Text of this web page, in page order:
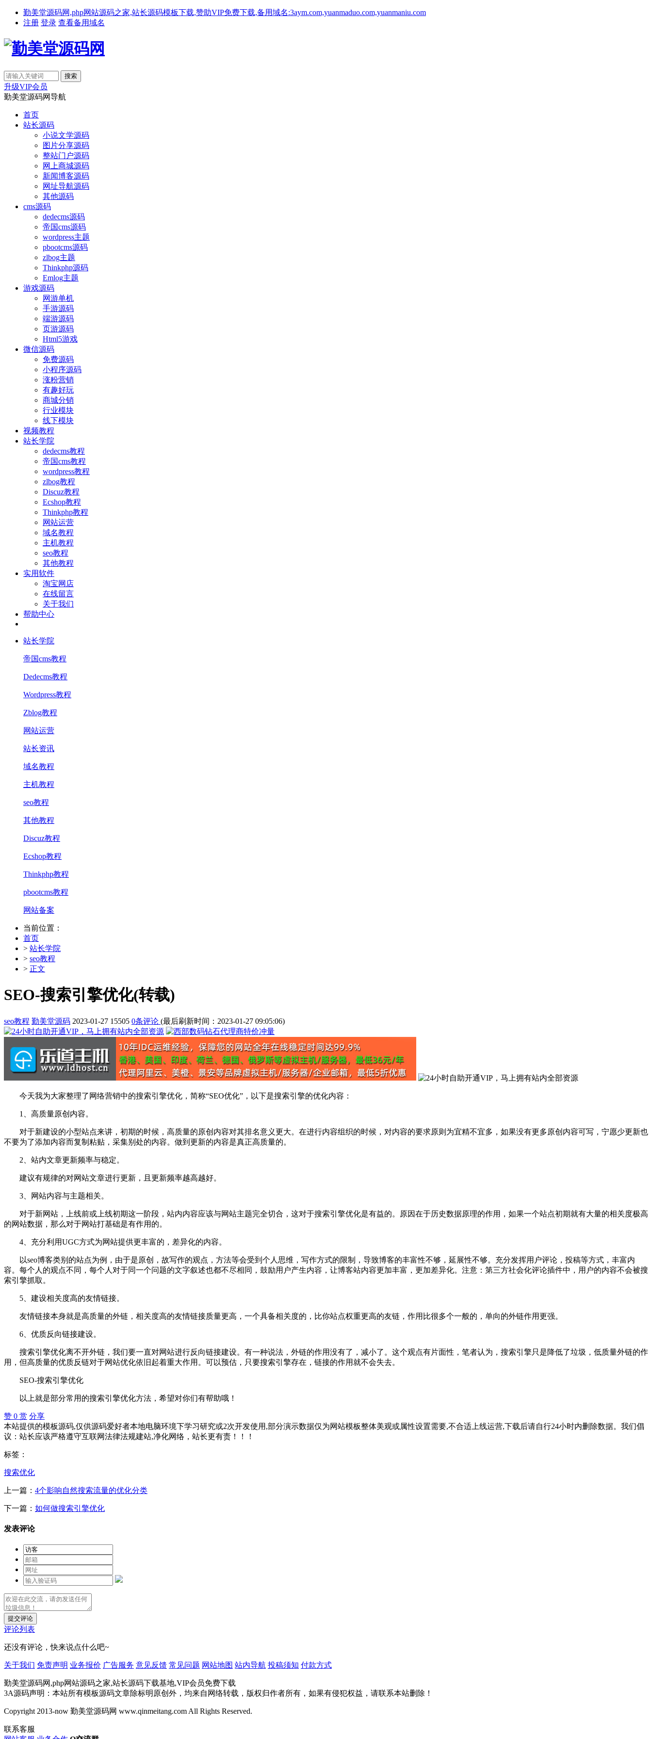
勤美堂源码网,php网站源码之家,站长源码模板下载,赞助VIP免费下载,备用域名:3aym.com,yuanmaduo.com,yuanmaniu.com
注册 登录 查看备用域名
升级VIP会员
勤美堂源码网导航
首页
站长源码
小说文学源码
图片分享源码
整站门户源码
网上商城源码
新闻博客源码
网址导航源码
其他源码
cms源码
dedecms源码
帝国cms源码
wordpress主题
pbootcms源码
zlbog主题
Thinkphp源码
Emlog主题
游戏源码
网游单机
手游源码
端游源码
页游源码
Html5游戏
微信源码
免费源码
小程序源码
涨粉营销
有趣好玩
商城分销
行业模块
线下模块
视频教程
站长学院
dedecms教程
帝国cms教程
wordpress教程
zlbog教程
Discuz教程
Ecshop教程
Thinkphp教程
网站运营
域名教程
主机教程
seo教程
其他教程
实用软件
淘宝网店
在线留言
关于我们
帮助中心
站长学院
帝国cms教程
Dedecms教程
Wordpress教程
Zblog教程
网站运营
站长资讯
域名教程
主机教程
seo教程
其他教程
Discuz教程
Ecshop教程
Thinkphp教程
pbootcms教程
网站备案
当前位置：
首页
> 站长学院
> seo教程
> 正文
SEO-搜索引擎优化(转载)
seo教程 勤美堂源码 2023-01-27 15505 0条评论 (最后刷新时间：2023-01-27 09:05:06)
今天我为大家整理了网络营销中的搜索引擎优化，简称“SEO优化”，以下是搜索引擎的优化内容：
1、高质量原创内容。
对于新建设的小型站点来讲，初期的时候，高质量的原创内容对其排名意义更大。在进行内容组织的时候，对内容的要求原则为宜精不宜多，如果没有更多原创内容可写，宁愿少更新也
不要为了添加内容而复制粘贴，采集别处的内容。做到更新的内容是真正高质量的。
2、站内文章更新频率与稳定。
建议有规律的对网站文章进行更新，且更新频率越高越好。
3、网站内容与主题相关。
对于新网站，上线前或上线初期这一阶段，站内内容应该与网站主题完全切合，这对于搜索引擎优化是有益的。原因在于历史数据原理的作用，如果一个站点初期就有大量的相关度极高
的网站数据，那么对于网站打基础是有作用的。
4、充分利用UGC方式为网站提供更丰富的，差异化的内容。
以seo博客类别的站点为例，由于是原创，故写作的观点，方法等会受到个人思维，写作方式的限制，导致博客的丰富性不够，延展性不够。充分发挥用户评论，投稿等方式，丰富内
容。每个人的观点不同，每个人对于同一个问题的文字叙述也都不尽相同，鼓励用户产生内容，让博客站内容更加丰富，更加差异化。注意：第三方社会化评论插件中，用户的内容不会被搜
索引擎抓取。
5、建设相关度高的友情链接。
友情链接本身就是高质量的外链，相关度高的友情链接质量更高，一个具备相关度的，比你站点权重更高的友链，作用比很多个一般的，单向的外链作用更强。
6、优质反向链接建设。
搜索引擎优化离不开外链，我们要一直对网站进行反向链接建设。有一种说法，外链的作用没有了，减小了。这个观点有片面性，笔者认为，搜索引擎只是降低了垃圾，低质量外链的作
用，但高质量的优质反链对于网站优化依旧起着重大作用。可以预估，只要搜索引擎存在，链接的作用就不会失去。
SEO-搜索引擎优化
以上就是部分常用的搜索引擎优化方法，希望对你们有帮助哦！
赞 0 赏 分享
本站提供的模板源码,仅供源码爱好者本地电脑环境下学习研究或2次开发使用,部分演示数据仅为网站模板整体美观或属性设置需要,不合适上线运营,下载后请自行24小时内删除数据。我们倡
议：站长应该严格遵守互联网法律法规建站,净化网络，站长更有责！！！
标签：
搜索优化
上一篇： 4个影响自然搜索流量的优化分类
下一篇： 如何做搜索引擎优化
发表评论
提交评论
评论列表
还没有评论，快来说点什么吧~
关于我们 免责声明 业务报价 广告服务 意见反馈 常见问题 网站地图 站内导航 投稿须知 付款方式
勤美堂源码网,php网站源码之家,站长源码下载基地,VIP会员免费下载
3A源码声明：本站所有模板源码文章除标明原创外，均来自网络转载，版权归作者所有，如果有侵犯权益，请联系本站删除！
Copyright 2013-now 勤美堂源码网 www.qinmeitang.com All Rights Reserved.
联系客服